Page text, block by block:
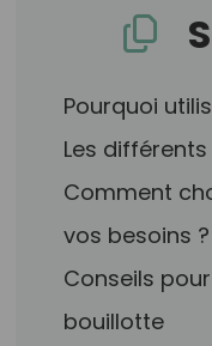
Pourquoi
Les
Comment
vos besoins ?
Conseils
bouillotte